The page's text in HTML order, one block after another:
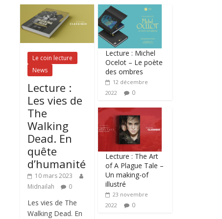
Le coin lecture
News
Lecture :
Les vies de
The
Walking
Dead. En
quête
d’humanité
10 mars 2023
Midnailah
0
Les vies de The
Walking Dead. En
Lecture : Michel
Ocelot – Le poète
des ombres
12 décembre
2022
0
Lecture : The Art
of A Plague Tale –
Un making-of
illustré
23 novembre
2022
0